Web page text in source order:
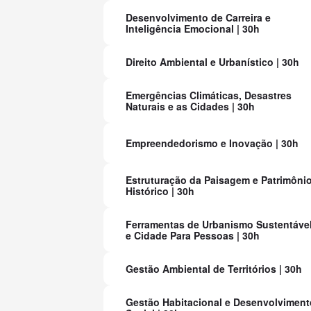
Desenvolvimento de Carreira e
Inteligência Emocional | 30h
Direito Ambiental e Urbanístico | 30h
Emergências Climáticas, Desastres
Naturais e as Cidades | 30h
Empreendedorismo e Inovação | 30h
Estruturação da Paisagem e Patrimônio
Histórico | 30h
Ferramentas de Urbanismo Sustentável
e Cidade Para Pessoas | 30h
Gestão Ambiental de Territórios | 30h
Gestão Habitacional e